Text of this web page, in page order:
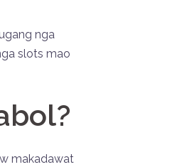
nga
slots mao
makadawat